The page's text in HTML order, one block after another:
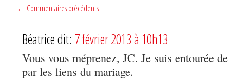
← Commentaires précédents
Béatrice dit: 7 février 2013 à 10h13
Vous vous méprenez, JC. Je suis entourée
par les liens du mariage.